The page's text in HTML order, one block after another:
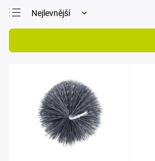
Nejlevnější
Nejprodávanější